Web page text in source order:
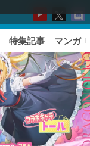
特集記事 マンガ